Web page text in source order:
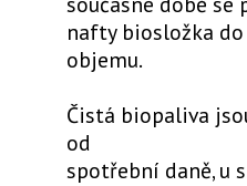
nafty biosložka do
objemu.
Čistá biopaliva
od
spotřební daně, u